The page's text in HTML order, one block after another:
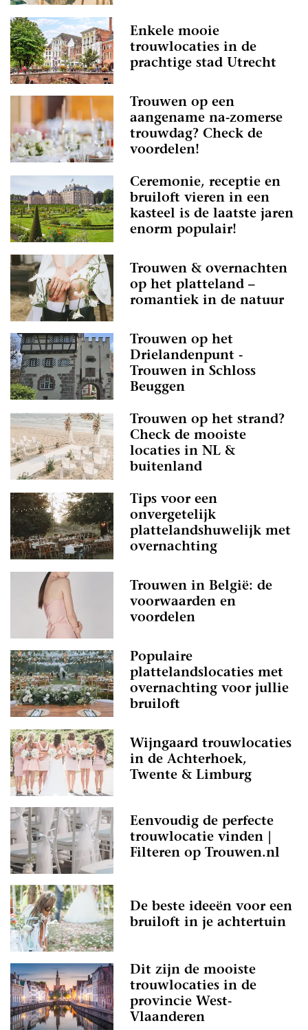
Enkele mooie
trouwlocaties in de
prachtige stad Utrecht
Trouwen op een
aangename na-zomerse
trouwdag? Check de
voordelen!
Ceremonie, receptie en
bruiloft vieren in een
kasteel is de laatste jaren
enorm populair!
Trouwen & overnachten
op het platteland –
romantiek in de natuur
Trouwen op het
Drielandenpunt -
Trouwen in Schloss
Beuggen
Trouwen op het strand?
Check de mooiste
locaties in NL &
buitenland
Tips voor een
onvergetelijk
plattelandshuwelijk met
overnachting
Trouwen in België: de
voorwaarden en
voordelen
Populaire
plattelandslocaties met
overnachting voor jullie
bruiloft
Wijngaard trouwlocaties
in de Achterhoek,
Twente & Limburg
Eenvoudig de perfecte
trouwlocatie vinden |
Filteren op Trouwen.nl
De beste ideeën voor een
bruiloft in je achtertuin
Dit zijn de mooiste
trouwlocaties in de
provincie West-
Vlaanderen